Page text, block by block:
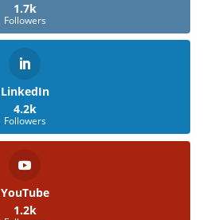
1.7k
Followers
LinkedIn
4.2k
Followers
YouTube
1.2k